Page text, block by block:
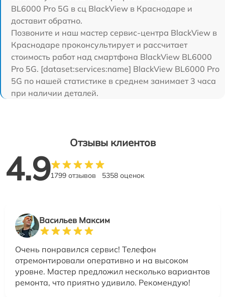
BL6000 Pro 5G в сц BlackView в Краснодаре и
доставит обратно.
Позвоните и наш мастер сервис-центра BlackView в
Краснодаре проконсультирует и рассчитает
стоимость работ над смартфона BlackView BL6000
Pro 5G. [dataset:services:name] BlackView BL6000 Pro
5G по нашей статистике в среднем занимает 3 часа
при наличии деталей.
Отзывы клиентов
4.91799 отзывов 5358 оценок
Васильев Максим
Очень понравился сервис! Телефон
отремонтировали оперативно и на высоком
уровне. Мастер предложил несколько вариантов
ремонта, что приятно удивило. Рекомендую!